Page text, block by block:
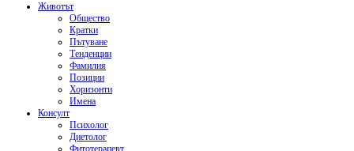
Животът
Общество
Кратки
Пътуване
Тенденции
Фамилия
Позиции
Хоризонти
Имена
Консулт
Психолог
Диетолог
Фитотерапевт